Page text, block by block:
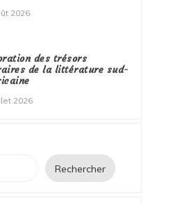
2026
des trésors
de la littérature sud-
2026
Rechercher